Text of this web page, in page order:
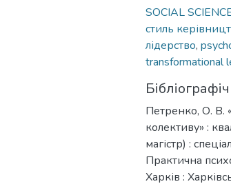
SOCIAL
стиль
лідерство,
transformational
Петренко, О. В.
колективу» :
магістр) :
Практична
Харків :